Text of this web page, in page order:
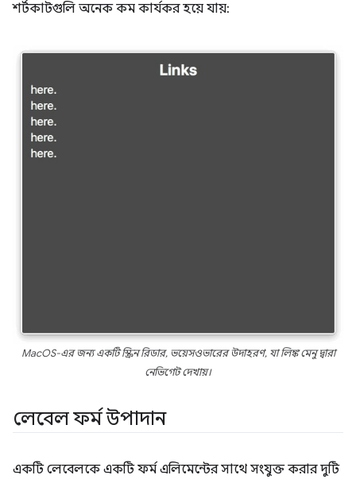
শর্টকাটগুলি অনেক কম কার্যকর হয়ে যায়:
MacOS-এর জন্য একটি স্ক্রিন রিডার, ভয়েসওভারের উদাহরণ, যা লিঙ্ক মেনু দ্বারা
নেভিগেট দেখায়।
লেবেল ফর্ম উপাদান
একটি লেবেলকে একটি ফর্ম এলিমেন্টের সাথে সংযুক্ত করার দুটি